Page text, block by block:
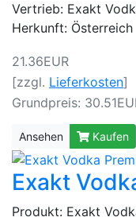
Vertrieb: Exakt
Herkunft: Österreich
21.36EUR
[zzgl. Lieferkosten]
Grundpreis:
Ansehen Kaufen
Exakt
Produkt: Exakt